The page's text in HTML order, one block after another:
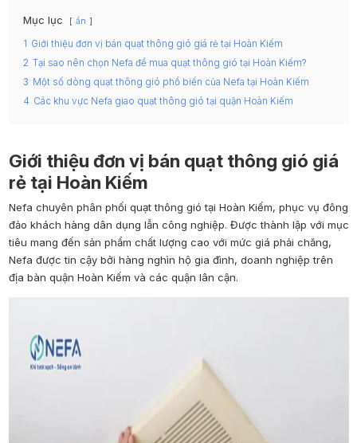
Mục lục ẩn
1 Giới thiệu đơn vị bán quạt thông gió giá rẻ tại Hoàn Kiếm
2 Tại sao nên chọn Nefa để mua quạt thông gió tại Hoàn Kiếm?
3 Một số dòng quạt thông gió phổ biến của Nefa tại Hoàn Kiếm
4 Các khu vực Nefa giao quạt thông gió tại quận Hoàn Kiếm
Giới thiệu đơn vị bán quạt thông gió giá
rẻ tại Hoàn Kiếm
Nefa chuyên phân phối quạt thông gió tại Hoàn Kiếm, phục vụ đông
đảo khách hàng dân dụng lẫn công nghiệp. Được thành lập với mục
tiêu mang đến sản phẩm chất lượng cao với mức giá phải chăng,
Nefa được tin cậy bởi hàng nghìn hộ gia đình, doanh nghiệp trên
địa bàn quận Hoàn Kiếm và các quận lân cận.